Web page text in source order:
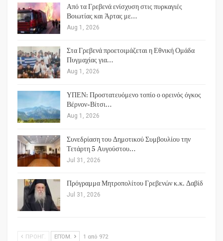
Από τα Γρεβενά ενίσχυση στις πυρκαγιές
Βοιωτίας και Άρτας με…
Aug 1, 2026
Στα Γρεβενά προετοιμάζεται η Εθνική Ομάδα
Πυγμαχίας για…
Aug 1, 2026
ΥΠΕΝ: Προστατευόμενο τοπίο ο ορεινός όγκος
Βέρνον-Βίτσι…
Aug 1, 2026
Συνεδρίαση του Δημοτικού Συμβουλίου την
Τετάρτη 5 Αυγούστου…
Jul 31, 2026
Πρόγραμμα Μητροπολίτου Γρεβενών κ.κ. Δαβίδ
Jul 31, 2026
ΠΡΟΗΓ. ΕΠΌΜ. 1 από 972